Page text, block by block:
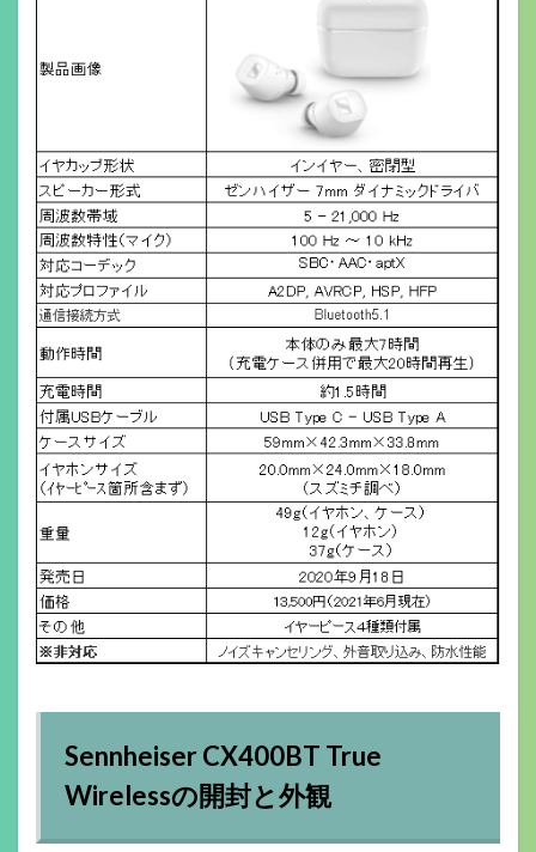
Sennheiser CX400BT True
Wirelessの開封と外観